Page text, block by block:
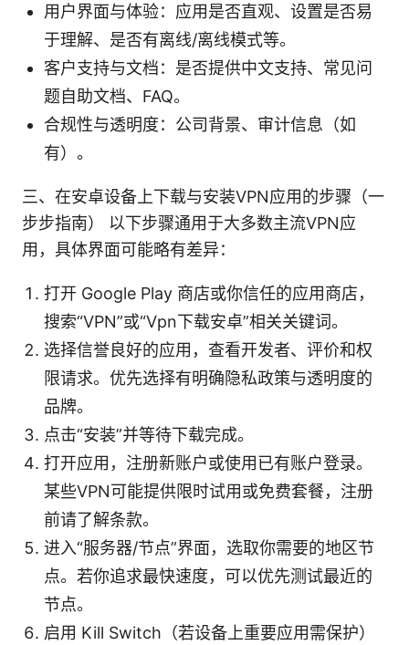
用户界面与体验：应用是否直观、设置是否易
于理解、是否有离线/离线模式等。
客户支持与文档：是否提供中文支持、常见问
题自助文档、FAQ。
合规性与透明度：公司背景、审计信息（如
有）。
三、在安卓设备上下载与安装VPN应用的步骤（一
步步指南） 以下步骤通用于大多数主流VPN应
用，具体界面可能略有差异：
打开 Google Play 商店或你信任的应用商店，
搜索“VPN”或“Vpn下载安卓”相关关键词。
选择信誉良好的应用，查看开发者、评价和权
限请求。优先选择有明确隐私政策与透明度的
品牌。
点击“安装”并等待下载完成。
打开应用，注册新账户或使用已有账户登录。
某些VPN可能提供限时试用或免费套餐，注册
前请了解条款。
进入“服务器/节点”界面，选取你需要的地区节
点。若你追求最快速度，可以优先测试最近的
节点。
启用 Kill Switch（若设备上重要应用需保护）